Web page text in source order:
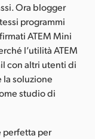
Ora blogger
programmi
ATEM Mini
l’utilità ATEM
con altri utenti di
la soluzione
studio di
perfetta per